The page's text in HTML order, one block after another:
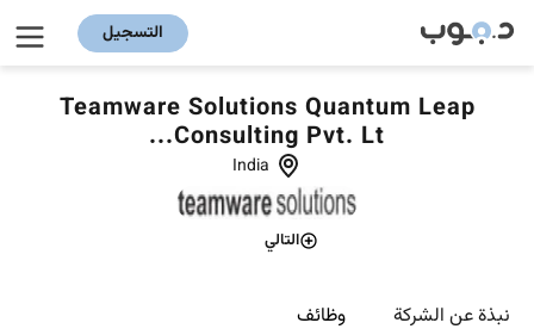
التسجيل
Teamware Solutions Quantum Leap
Consulting Pvt. Lt...
India
التالي
نبذة عن الشركة وظائف